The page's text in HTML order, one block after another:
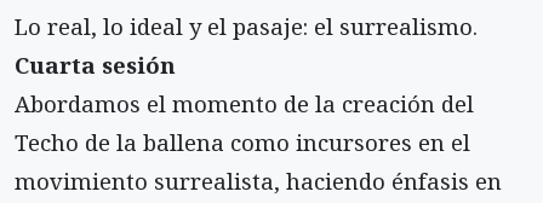
Lo real, lo ideal y el pasaje: el surrealismo.
Cuarta sesión
Abordamos el momento de la creación del
Techo de la ballena como incursores en el
movimiento surrealista, haciendo énfasis en